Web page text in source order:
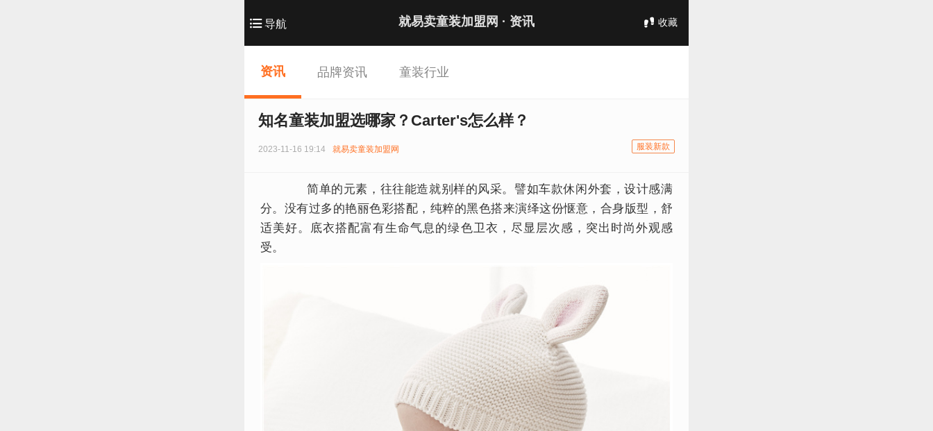
导航 就易卖童装加盟网 · 资讯 收藏
资讯 品牌资讯 童装行业
知名童装加盟选哪家？Carter's怎么样？
2023-11-16 19:14 就易卖童装加盟网 服装新款
简单的元素，往往能造就别样的风采。譬如车款休闲外套，设计感满
分。没有过多的艳丽色彩搭配，纯粹的黑色搭来演绎这份惬意，合身版型，舒
适美好。底衣搭配富有生命气息的绿色卫衣，尽显层次感，突出时尚外观感
受。